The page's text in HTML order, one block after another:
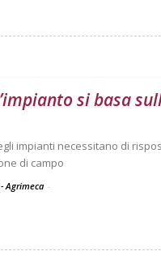
si basa
impianti necessitano di
di campo
Agrimeca -